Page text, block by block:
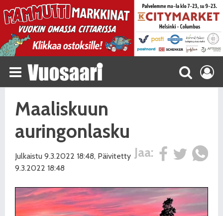
Maaliskuun
auringonlasku
Jaa:
Julkaistu 9.3.2022 18:48, Päivitetty
9.3.2022 18:48